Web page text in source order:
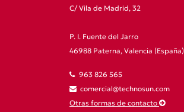
C/ Vila de Madrid, 32
P. I. Fuente del Jarro
46988 Paterna, Valencia (España)
963 826 565
comercial@technosun.com
Otras formas de contacto